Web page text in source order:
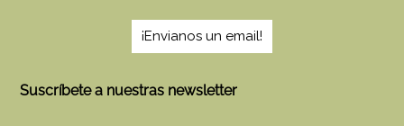
¡Envianos un email!
Suscríbete a nuestras newsletter